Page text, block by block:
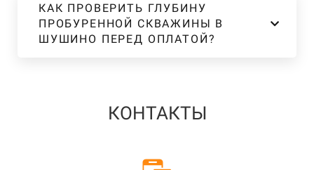
КАК ПРОВЕРИТЬ ГЛУБИНУ
ПРОБУРЕННОЙ СКВАЖИНЫ В
ШУШИНО ПЕРЕД ОПЛАТОЙ?
КОНТАКТЫ